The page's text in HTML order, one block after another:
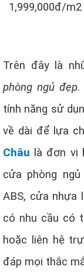
1,999,000đ/m2
Trên đây là
phòng ngủ đẹp.
tính năng sử
về dài để lựa
Châu là đơn vị
cửa phòng
ABS, cửa nhựa
có nhu cầu có
hoặc liên hệ
đáp mọi thắc